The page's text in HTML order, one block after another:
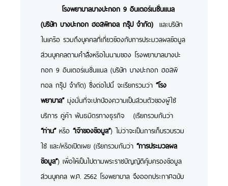
โรงพยาบาลบางปะกอก 9 อินเตอร์เนชั่นแนล
(บริษัท บางปะกอก ฮอสพิทอล กรุ๊ป จำกัด) และบริษัท
ในเครือ รวมถึงบุคคลที่เกี่ยวข้องกับการประมวลผลข้อมูล
ส่วนบุคคลตามคำสั่งหรือในนามของ โรงพยาบาลบางปะ
กอก 9 อินเตอร์เนชั่นแนล (บริษัท บางปะกอก ฮอสพิ
ทอล กรุ๊ป จำกัด) ซึ่งต่อไปนี้ จะเรียกรวมว่า “โรง
พยาบาล”มุ่งมั่นที่จะปกป้องความเป็นส่วนตัวของผู้ใช้
บริการ คู่ค้า พันธมิตรทางธุรกิจ (เรียกรวมกันว่า
“ท่าน”หรือ “เจ้าของข้อมูล”) ไม่ว่าจะเป็นการเก็บรวบรวม
ใช้ และ/หรือเปิดเผย (เรียกรวมกันว่า “การประมวลผล
ข้อมูล”) เพื่อให้เป็นไปตามพระราชบัญญัติคุ้มครองข้อมูล
ส่วนบุคคล พ.ศ. 2562 โรงพยาบาล จึงออกประกาศฉบับ